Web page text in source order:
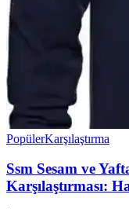
PopülerKarşılaştırma
Ssm Sesam ve
Karşılaştırması: